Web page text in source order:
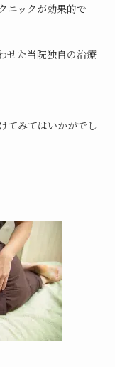
ニックが効果的で
せた当院独自の治療
てみてはいかがでし